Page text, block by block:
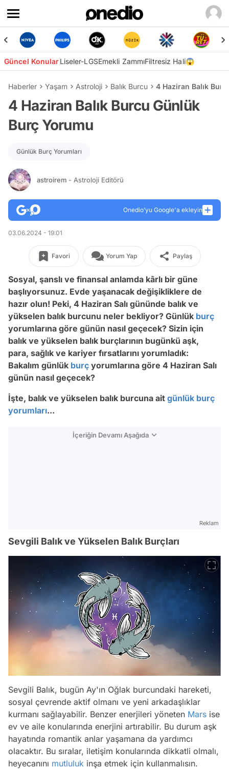
Güncel KonularLiseler-LGSEmekli ZammıFiltresiz Hali😱
Haberler Yaşam Astroloji Balık Burcu 4 Haziran Balık
4 Haziran Balık Burcu Günlük
Burç Yorumu
Günlük Burç Yorumları
astroirem - Astroloji Editörü
Onedio’yu Google'a ekleyin
03.06.2024 - 19:01
Favori Yorum Yap Paylaş
Sosyal, şanslı ve finansal anlamda kârlı bir güne
başlıyorsunuz. Evde yaşanacak değişikliklere de
hazır olun! Peki, 4 Haziran Salı gününde balık ve
yükselen balık burcunu neler bekliyor? Günlük burç
yorumlarına göre günün nasıl geçecek? Sizin için
balık ve yükselen balık burçlarının bugünkü aşk,
para, sağlık ve kariyer fırsatlarını yorumladık:
Bakalım günlük burç yorumlarına göre 4 Haziran Salı
günün nasıl geçecek?
İşte, balık ve yükselen balık burcuna ait günlük burç
yorumları...
İçeriğin Devamı Aşağıda
Reklam
Sevgili Balık ve Yükselen Balık Burçları
Sevgili Balık, bugün Ay'ın Oğlak burcundaki hareketi,
sosyal çevrende aktif olmanı ve yeni arkadaşlıklar
kurmanı sağlayabilir. Benzer enerjileri yöneten Mars ise
ev ve aile konularında enerjini artırabilir. Bu durum aşk
hayatında romantik anlar yaşamana da yardımcı
olacaktır. Bu sıralar, iletişim konularında dikkatli olmalı,
heyecanını mutluluk inşa etmek için kullanmalısın.